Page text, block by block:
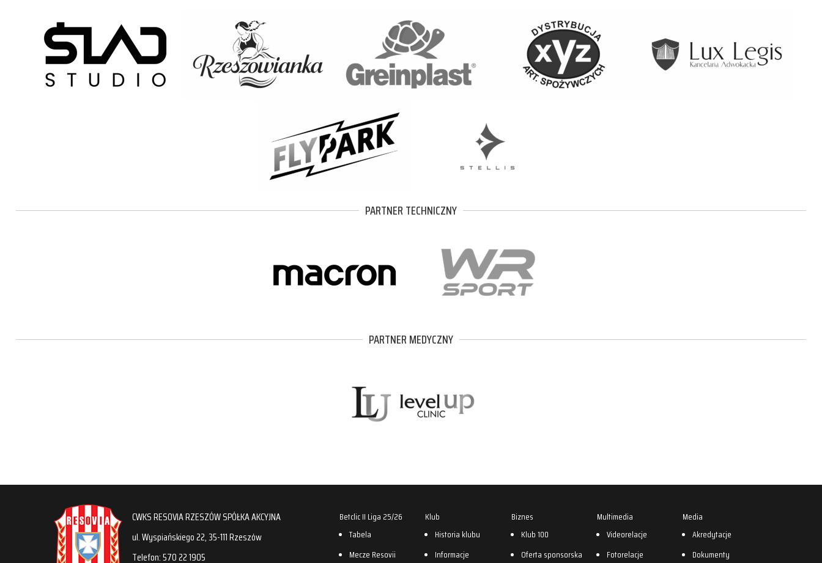
PARTNER TECHNICZNY
PARTNER MEDYCZNY
CWKS RESOVIA RZESZÓW SPÓŁKA AKCYJNA
ul. Wyspiańskiego 22, 35-111 Rzeszów
Telefon: 570 22 1905
Betclic II Liga 25/26
Tabela
Mecze Resovii
Klub
Historia klubu
Informacje
Biznes
Klub 100
Oferta sponsorska
Multimedia
Videorelacje
Fotorelacje
Media
Akredytacje
Dokumenty